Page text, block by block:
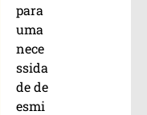
para
uma
nece
ssida
de de
esmi